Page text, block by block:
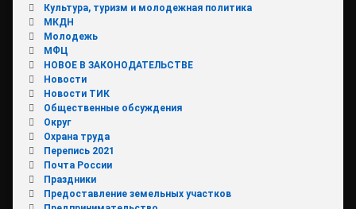
Культура, туризм и молодежная политика
МКДН
Молодежь
МФЦ
НОВОЕ В ЗАКОНОДАТЕЛЬСТВЕ
Новости
Новости ТИК
Общественные обсуждения
Округ
Охрана труда
Перепись 2021
Почта России
Праздники
Предоставление земельных участков